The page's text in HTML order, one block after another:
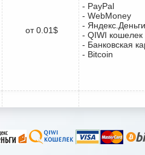
от 0.01$
- PayPal
- WebMoney
- Яндекс.Деньги
- QIWI кошелек
- Банковская
- Bitcoin